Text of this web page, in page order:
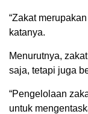
“Zakat
katanya.
Menurutnya,
saja, tetapi juga
“Pengelolaan
untuk